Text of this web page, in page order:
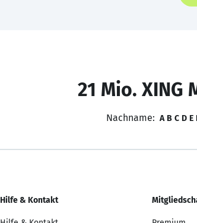
21 Mio. XING
Nachname: A B C D E
Hilfe & Kontakt